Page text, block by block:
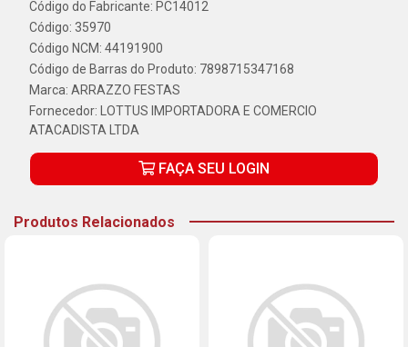
Código do Fabricante: PC14012
Código: 35970
Código NCM: 44191900
Código de Barras do Produto: 7898715347168
Marca: ARRAZZO FESTAS
Fornecedor:
LOTTUS IMPORTADORA E COMERCIO
ATACADISTA LTDA
FAÇA SEU LOGIN
Produtos Relacionados